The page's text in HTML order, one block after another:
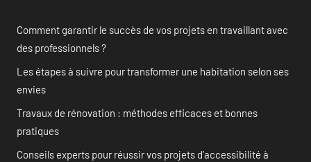
Comment garantir le succès de vos projets en travaillant avec
des professionnels ?
Les étapes à suivre pour transformer une habitation selon ses
envies
Travaux de rénovation : méthodes efficaces et bonnes
pratiques
Conseils experts pour réussir vos projets d’accessibilité à